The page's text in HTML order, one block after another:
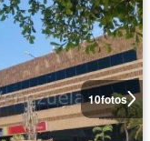
10fotos